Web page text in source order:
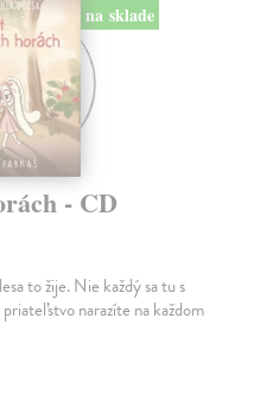
na sklade
- CD
to žije. Nie každý sa tu s
narazíte na každom